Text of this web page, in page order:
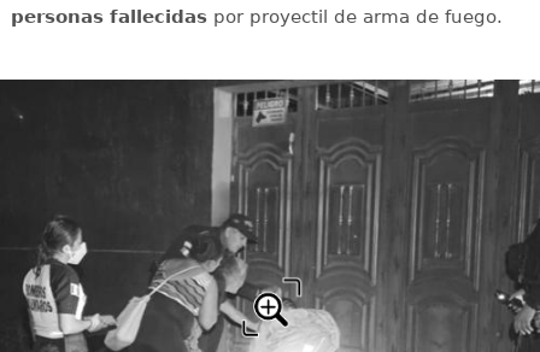
personas fallecidaspor proyectil de arma de fuego.